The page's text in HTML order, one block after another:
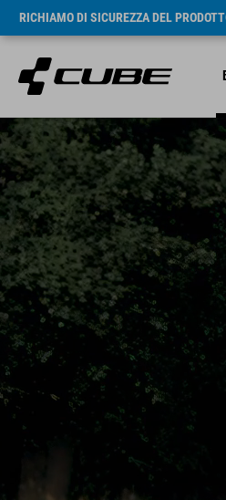
RICHIAMO DI SICUREZZA DEL